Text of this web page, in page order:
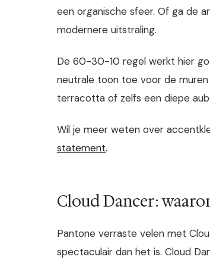
een organische sfeer. Of ga de
modernere uitstraling.
De 60-30-10 regel werkt hier
neutrale toon toe voor de
terracotta of zelfs een diepe
Wil je meer weten over
statement.
Cloud Dancer:
Pantone verraste velen met
spectaculair dan het is. Cloud